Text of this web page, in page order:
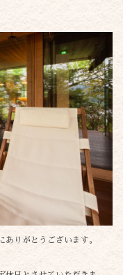
りがとうございます。